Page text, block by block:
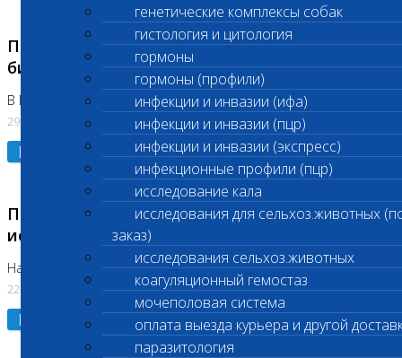
генетические комплексы собак
гистология и цитология
гормоны
гормоны (профили)
инфекции и инвазии (ифа)
инфекции и инвазии (пцр)
инфекции и инвазии (экспресс)
инфекционные профили (пцр)
исследование кала
исследования для сельхоз.животных
заказ)
исследования сельхоз.животных
коагуляционный гемостаз
мочеполовая система
оплата выезда курьера и другой
паразитология
Приостановлено выполнение срочных
биохимических исследований
В Бутово 29.07.26
29.07.2026
Подробнее
Приостановлено выполнение биохимических
исследований
На Нагорной. Код ( 123,310,309)
22.07.2026
Подробнее